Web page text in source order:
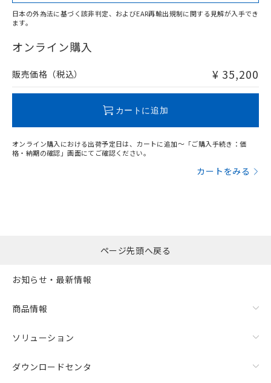
在庫等で未対応品が混在する可能性があります。
問い合わせください。
日本の外為法に基づく該非判定、およびEAR再輸出規制に関する見解が入手でき
ます。
オンライン購入
販売価格（税込） ¥ 35,200
カートに追加
オンライン購入における出荷予定日は、カートに追加～「ご購入手続き：価
格・納期の確認」画面にてご確認ください。
カートをみる
ページ先頭へ戻る
お知らせ・最新情報
商品情報
ソリューション
ダウンロードセンタ